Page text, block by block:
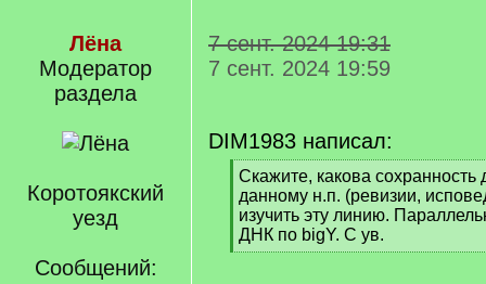
Лёна
Модератор
раздела
Коротоякский
уезд
Сообщений:
7 сент. 2024 19:31
7 сент. 2024 19:59
DIM1983 написал:
[
q
]
Скажите, какова сохранность
данному н.п. (ревизии,
изучить эту линию.
ДНК по bigY. С ув.
[